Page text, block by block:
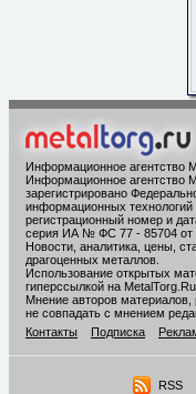
Информационное агентство
Информационное агентство
зарегистрировано
информационных
регистрационный номер и
серия ИА № ФС 77 - 85704 от
Новости, аналитика, цены,
драгоценных металлов.
Использование открытых
гиперссылкой на MetalTorg.Ru
Мнение авторов
не совпадать с мнением
Контакты
Подписка
RSS